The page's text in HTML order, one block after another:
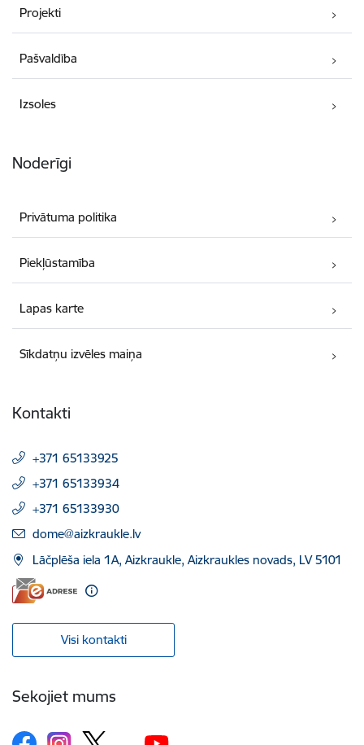
Projekti
Pašvaldība
Izsoles
Noderīgi
Privātuma politika
Piekļūstamība
Lapas karte
Sīkdatņu izvēles maiņa
Kontakti
+371 65133925
+371 65133934
+371 65133930
E-pasts:
dome@aizkraukle.lv
Lāčplēša iela 1A, Aizkraukle, Aizkraukles novads, LV 5101
Visi kontakti
Sekojiet mums